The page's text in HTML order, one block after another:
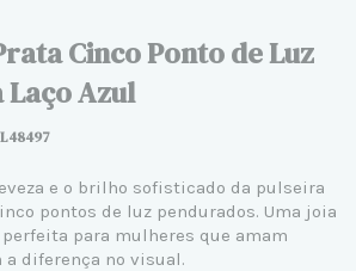
Cinco Ponto de Luz
Laço Azul
e o brilho sofisticado da pulseira
pontos de luz pendurados. Uma joia
para mulheres que amam
a diferença no visual.